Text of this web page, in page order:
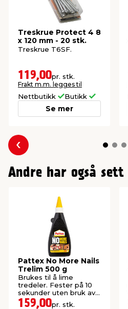
Treskrue Protect 4 8
x 120 mm - 20 stk.
Treskrue T6SF.
119,00pr. stk.
Frakt m.m. legges til
Nettbutikk Butikk
Se mer
Forrige
Andre har også sett
Pattex No More Nails
Trelim 500 g
Brukes til å lime
tredeler. Fester på 10
sekunder uten bruk av
tvinger.
159,00pr. stk.